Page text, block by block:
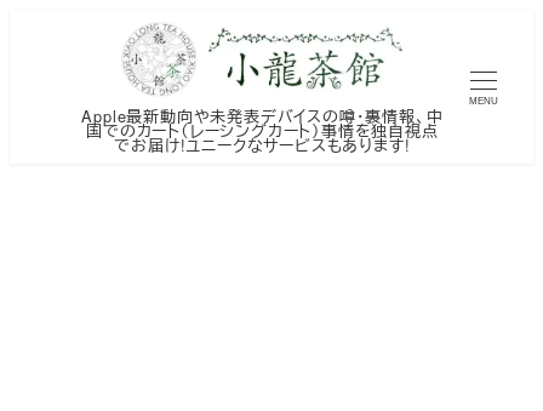
Apple最新動向や未発表デバイスの噂・裏情報、中
国でのカート（レーシングカート）事情を独自視点
でお届け!ユニークなサービスもあります!
MENU